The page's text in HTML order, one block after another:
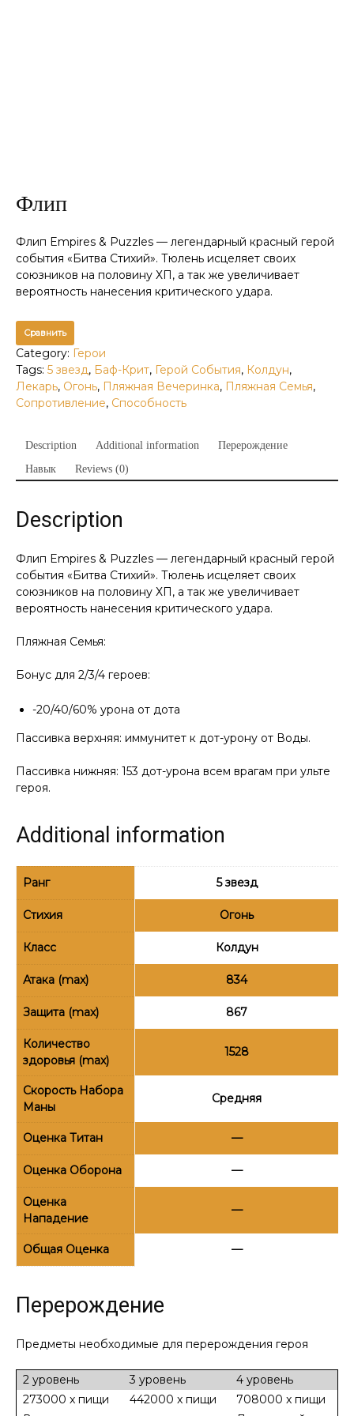
Флип
Флип Empires & Puzzles — легендарный красный герой
события «Битва Стихий». Тюлень исцеляет своих
союзников на половину ХП, а так же увеличивает
вероятность нанесения критического удара.
Сравнить
Category: Герои
Tags: 5 звезд, Баф-Крит, Герой События, Колдун,
Лекарь, Огонь, Пляжная Вечеринка, Пляжная Семья,
Сопротивление, Способность
Description Additional information
Перерождение
Навык
Reviews (0)
Description
Флип Empires & Puzzles — легендарный красный герой
события «Битва Стихий». Тюлень исцеляет своих
союзников на половину ХП, а так же увеличивает
вероятность нанесения критического удара.
Пляжная Семья:
Бонус для 2/3/4 героев:
-20/40/60% урона от дота
Пассивка верхняя: иммунитет к дот-урону от Воды.
Пассивка нижняя: 153 дот-урона всем врагам при ульте
героя.
Additional information
Ранг 5 звезд
Стихия Огонь
Класс Колдун
Атака (max) 834
Защита (max) 867
Количество
здоровья (max)
1528
Скорость Набора
Маны
Средняя
Оценка Титан —
Оценка Оборона —
Оценка
Нападение
—
Общая Оценка —
Перерождение
Предметы необходимые для перерождения героя
2 уровень 3 уровень
4 уровень
273000 x пищи
442000 x пищи
708000 x пищи